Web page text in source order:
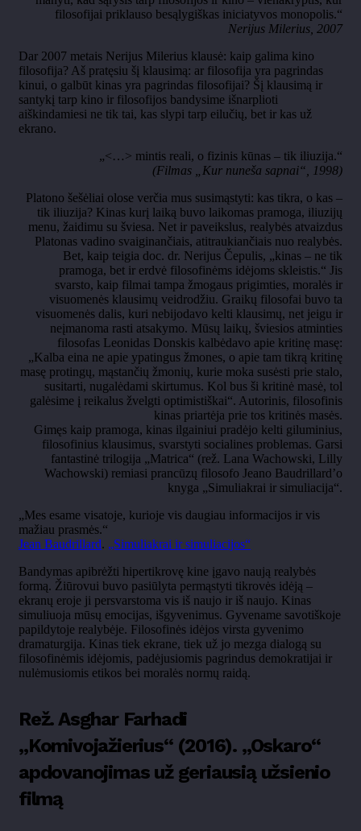
filosofijai priklauso besąlygiškas iniciatyvos monopolis.“
Nerijus Milerius, 2007
Dar 2007 metais Nerijus Milerius klausė: kaip galima kino
filosofija? Aš pratęsiu šį klausimą: ar filosofija yra pagrindas
kinui, o galbūt kinas yra pagrindas filosofijai? Šį klausimą ir
santykį tarp kino ir filosofijos bandysime išnarplioti
aiškindamiesi ne tik tai, kas slypi tarp eilučių, bet ir kas už
ekrano.
„<…> mintis reali, o fizinis kūnas – tik iliuzija.“
(Filmas „Kur nuneša sapnai“, 1998)
Platono šešėliai olose verčia mus susimąstyti: kas tikra, o kas –
tik iliuzija? Kinas kurį laiką buvo laikomas pramoga, iliuzijų
menu, žaidimu su šviesa. Net ir paveikslus, realybės atvaizdus
Platonas vadino svaiginančiais, atitraukiančiais nuo realybės.
Bet, kaip teigia doc. dr. Nerijus Čepulis, „kinas – ne tik
pramoga, bet ir erdvė filosofinėms idėjoms skleistis.“ Jis
svarsto, kaip filmai tampa žmogaus prigimties, moralės ir
visuomenės klausimų veidrodžiu. Graikų filosofai buvo ta
visuomenės dalis, kuri nebijodavo kelti klausimų, net jeigu ir
neįmanoma rasti atsakymo. Mūsų laikų, šviesios atminties
filosofas Leonidas Donskis kalbėdavo apie kritinę masę:
„Kalba eina ne apie ypatingus žmones, o apie tam tikrą kritinę
masę protingų, mąstančių žmonių, kurie moka susėsti prie stalo,
susitarti, nugalėdami skirtumus. Kol bus ši kritinė masė, tol
galėsime į reikalus žvelgti optimistiškai“. Autorinis, filosofinis
kinas priartėja prie tos kritinės masės.
Gimęs kaip pramoga, kinas ilgainiui pradėjo kelti giluminius,
filosofinius klausimus, svarstyti socialines problemas. Garsi
fantastinė trilogija „Matrica“ (rež. Lana Wachowski, Lilly
Wachowski) remiasi prancūzų filosofo Jeano Baudrillard’o
knyga „Simuliakrai ir simuliacija“.
„Mes esame visatoje, kurioje vis daugiau informacijos ir vis
mažiau prasmės.“
Jean Baudrillard. „Simuliakrai ir simuliacijos“
Bandymas apibrėžti hipertikrovę kine įgavo naują realybės
formą. Žiūrovui buvo pasiūlyta permąstyti tikrovės idėją –
ekranų eroje ji persvarstoma vis iš naujo ir iš naujo. Kinas
simuliuoja mūsų emocijas, išgyvenimus. Gyvename savotiškoje
papildytoje realybėje. Filosofinės idėjos virsta gyvenimo
dramaturgija. Kinas tiek ekrane, tiek už jo mezga dialogą su
filosofinėmis idėjomis, padėjusiomis pagrindus demokratijai ir
nulėmusiomis etikos bei moralės normų raidą.
Rež. Asghar Farhadi
„Komivojažierius“ (2016). „Oskaro“
apdovanojimas už geriausią užsienio
filmą